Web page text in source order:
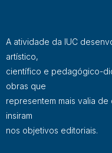
A atividade da IUC
artístico,
científico e pedagógico-
obras que
representem mais valia
insiram
nos objetivos editoriais.